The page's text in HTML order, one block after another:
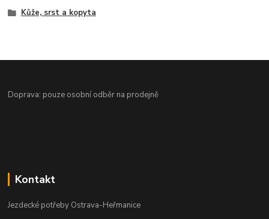
Kůže, srst a kopyta
Doprava: pouze osobní odběr na prodejně
Kontakt
Jezdecké potřeby Ostrava-Heřmanice